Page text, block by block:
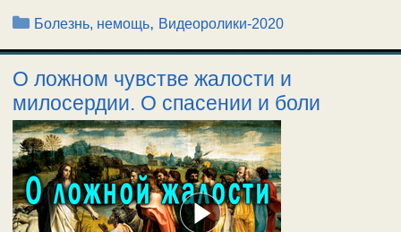
Рубрики
Болезнь, немощь, Видеоролики-2020
О ложном чувстве жалости и
милосердии. О спасении и боли